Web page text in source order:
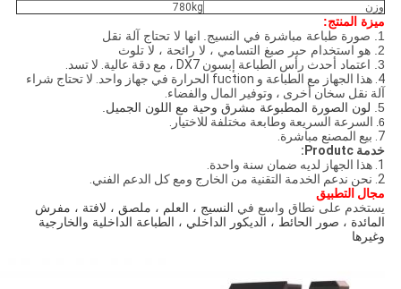
وزن
780kg
ميزة المنتج:
1. صورة طباعة مباشرة في النسيج.
انها لا تحتاج آلة نقل
2. هو استخدام حبر صبغ التسامي ، لا رائحة ، لا تلوث
3. اعتماد أحدث
رأس الطباعة إبسون DX7 ، مع دقة عالية. لا تسد.
4. هذا الجهاز مع الطباعة و fuction الحرارة في جهاز واحد. لا تحتاج شراء
آلة نقل سخان أخرى ، وتوفير المال والفضاء.
5. لون الصورة المطبوعة مشرق وحية مع اللون الجميل.
6. السرعة السريعة وطابعة مختلفة للاختيار.
7. بيع المصنع مباشرة.
خدمة Produtc:
1. هذا الجهاز لديه ضمان سنة واحدة.
2. نحن ندعم الخدمة التقنية من الخارج ومع كل الدعم الفني.
مجال التطبيق
يستخدم على نطاق واسع في النسيج ، العلم ، ملصق ، لافتة ، مفرش
المائدة ، صور الحائط ، الديكور الداخلي ، الطباعة الداخلية والخارجية
وغيرها